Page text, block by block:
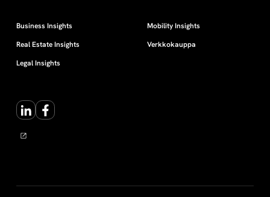
Business Insights
Real Estate Insights
Legal Insights
Mobility Insights
Verkkokauppa
LinkedInFacebook